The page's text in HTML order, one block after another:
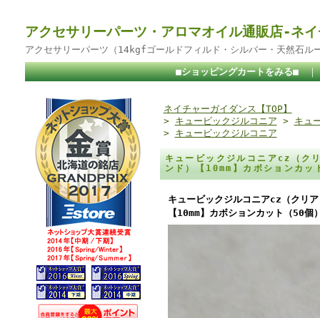
アクセサリーパーツ・アロマオイル通販店-ネ
アクセサリーパーツ（14kgfゴールドフィルド・シルバー・天然石ル
■ショッピングカートをみる■
ネイチャーガイダンス【TOP】
> キュービックジルコニア > キュ
> キュービックジルコニア
キュービックジルコニアcz（ク
ンド）【10mm】カボションカ
キュービックジルコニアcz（クリ
【10mm】カボションカット（50個